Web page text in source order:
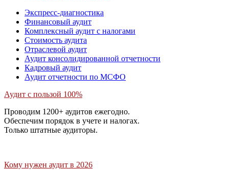
Экспресс-диагностика
Финансовый аудит
Комплексный аудит с налогами
Стоимость аудита
Отраслевой аудит
Аудит консолидированной отчетности
Кадровый аудит
Аудит отчетности по МСФО
Аудит с пользой 100%
Проводим 1200+ аудитов ежегодно.
Обеспечим порядок в учете и налогах.
Только штатные аудиторы.
Кому нужен аудит в 2026